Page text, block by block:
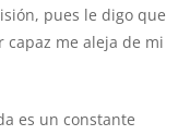
pues le digo que
capaz me aleja de mi
es un constante